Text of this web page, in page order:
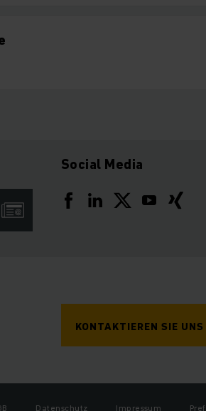
Social Media
KONTAKTIEREN SIE UNS
Datenschutz Impressum